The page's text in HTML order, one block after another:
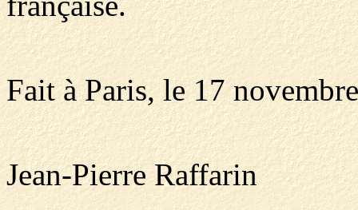
Fait à Paris, le 17
Jean-Pierre Raffarin